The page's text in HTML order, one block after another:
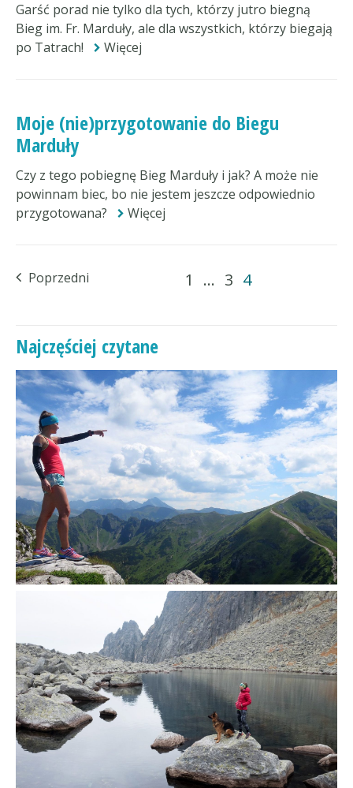
Garść porad nie tylko dla tych, którzy jutro biegną
Bieg im. Fr. Marduły, ale dla wszystkich, którzy biegają
po Tatrach!
Więcej
Moje (nie)przygotowanie do Biegu
Marduły
Czy z tego pobiegnę Bieg Marduły i jak? A może nie
powinnam biec, bo nie jestem jeszcze odpowiednio
przygotowana?
Więcej
Poprzedni 1 … 3 4
Najczęściej czytane